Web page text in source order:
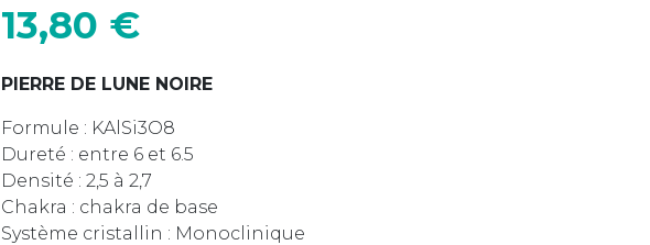
13,80 €
PIERRE DE LUNE NOIRE
Formule : KAlSi3O8
Dureté : entre 6 et 6.5
Densité : 2,5 à 2,7
Chakra : chakra de base
Système cristallin : Monoclinique